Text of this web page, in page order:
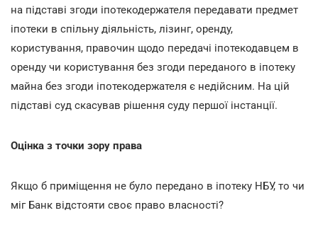
на підставі згоди іпотекодержателя передавати предмет
іпотеки в спільну діяльність, лізинг, оренду,
користування, правочин щодо передачі іпотекодавцем в
оренду чи користування без згоди переданого в іпотеку
майна без згоди іпотекодержателя є недійсним. На цій
підставі суд скасував рішення суду першої інстанції.
Оцінка з точки зору права
Якщо б приміщення не було передано в іпотеку НБУ, то чи
міг Банк відстояти своє право власності?